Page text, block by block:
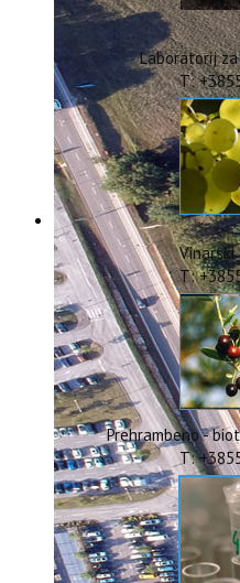
Statut
Strategija
CIP
Pravo na pristup
Zaštita osobnih podataka
Godišnji izvještaj
Javna nabava
Natječaji za radna mjesta
Zakonodavni okvir
Akti Instituta
Linkovi
Kontakt
webmail
Popularizacija znanosti
ERASMUS+
HyPro4ST
DIGIAGRI
GreenTea
CIRCOLIVE
Laboratorij
T:
T:
Prehrambeno -
T: